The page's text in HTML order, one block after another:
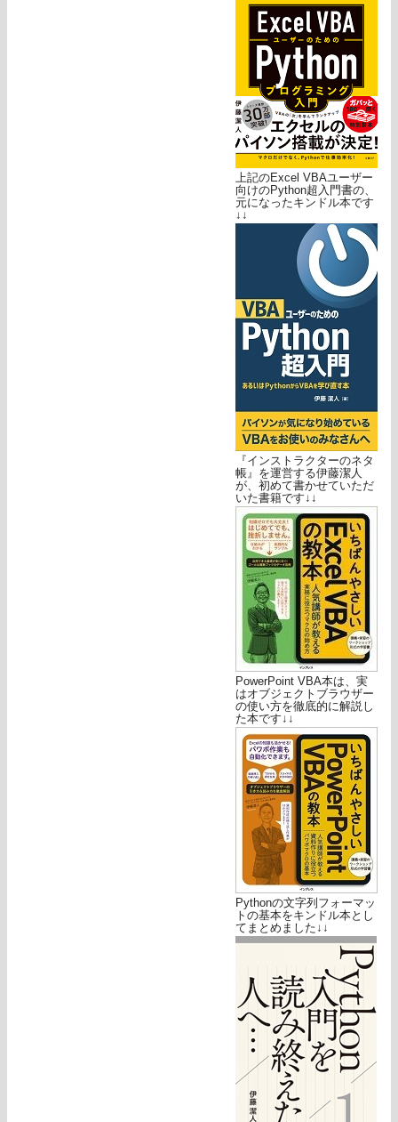
上記のExcel VBAユーザー
向けのPython超入門書の、
元になったキンドル本です
↓↓
『インストラクターのネタ
帳』を運営する伊藤潔人
が、初めて書かせていただ
いた書籍です↓↓
PowerPoint VBA本は、実
はオブジェクトブラウザー
の使い方を徹底的に解説し
た本です↓↓
Pythonの文字列フォーマッ
トの基本をキンドル本とし
てまとめました↓↓